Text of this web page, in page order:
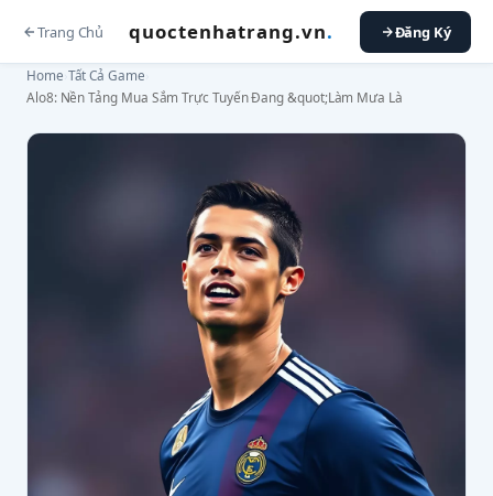
Trang Chủ quoctenhatrang.vn. Đăng Ký
Home Tất Cả Game
Alo8: Nền Tảng Mua Sắm Trực Tuyến Đang &quot;Làm Mưa Là